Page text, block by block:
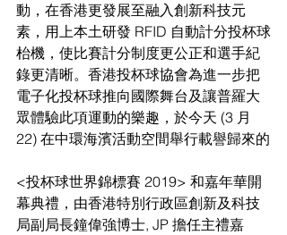
動，在香港更發展至融入創新科技元
素，用上本土研發 RFID 自動計分投杯球
枱機，使比賽計分制度更公正和選手紀
錄更清晰。香港投杯球協會為進一步把
電子化投杯球推向國際舞台及讓普羅大
眾體驗此項運動的樂趣，於今天 (3 月
22) 在中環海濱活動空間舉行載譽歸來的
<投杯球世界錦標賽 2019> 和嘉年華開
幕典禮，由香港特別行政區創新及科技
局副局長鐘偉強博士, JP 擔任主禮嘉